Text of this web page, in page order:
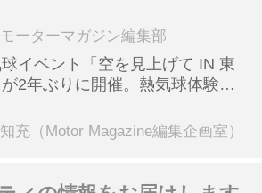
115】
ーターマガジン編集部
イベント「空を見上げて IN 東
2年ぶりに開催。熱気球体験搭
ツも
充（Motor Magazine編集企画室）